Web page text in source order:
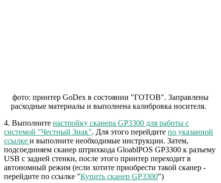
фото: принтер GoDex в состоянии "ГОТОВ". Заправлены
расходные материалы и выполнена калибровка носителя.
4. Выполните настройку сканера GP3300 для работы с
системой "Честный Знак". Для этого перейдите по указанной
ссылке и выполните необходимые инструкции. Затем,
подсоединяем сканер штрихкода GloablPOS GP3300 к разъему
USB с задней стенки, после этого принтер переходит в
автономный режим (если хотите приобрести такой сканер -
перейдите по ссылке "Купить сканер GP3300")